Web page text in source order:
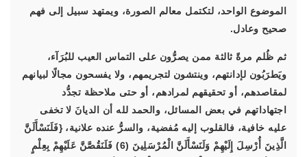
الموضوع الواحد، لتكتمل معالم الصورة، ويمتهد سبيل إلى فهم
صحيح وعادل.
ثم ظُلم مرةً ثالثة ممن يصرُّون على التماس العيب للبُرَآء،
ويَطرَبُون لإدانتهم، وينتشون لتجريمهم، ولا يفسحون مجالًا لبيانهم
لمقاصدهم، أو تحقيقهم لمرادهم، أو حتى ملاحظة تجدُّد
اجتهاداتهم في بعض المسائل، والحمد لله أن الديانَ لا تخفى
عليه خافية، فالقلوب إليه مُفضية، والسرُّ عنده علانية، {فَلَنَسْأَلَنَّ
الَّذِينَ أُرْسِلَ إِلَيْهِمْ وَلَنَسْأَلَنَّ الْمُرْسَلِينَ (6) فَلَنَقُصَّنَّ عَلَيْهِمْ بِعِلْمٍ